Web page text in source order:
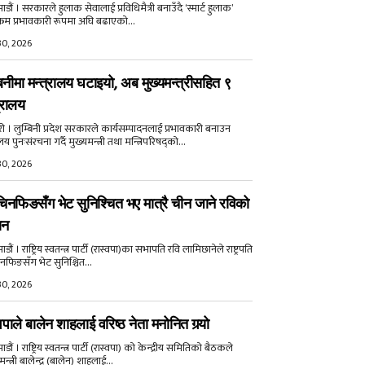
। सरकारले हुलाक सेवालाई प्रविधिमैत्री बनाउँदै ‘स्मार्ट हुलाक’
प्रभावकारी रूपमा अघि बढाएको...
2026
मन्त्रालय घटाइयो, अब मुख्यमन्त्रीसहित ९
। लुम्बिनी प्रदेश सरकारले कार्यसम्पादनलाई प्रभावकारी बनाउन
पुनःसंरचना गर्दै मुख्यमन्त्री तथा मन्त्रिपरिषद्को...
2026
भेट सुनिश्चित भए मात्रै चीन जाने रविको
। राष्ट्रिय स्वतन्त्र पार्टी (रास्वपा)का सभापति रवि लामिछानेले राष्ट्रपति
भेट सुनिश्चित...
2026
बालेन शाहलाई वरिष्ठ नेता मनोनित गर्‍यो
। राष्ट्रिय स्वतन्त्र पार्टी (रास्वपा) को केन्द्रीय समितिको बैठकले
बालेन्द्र (बालेन) शाहलाई...